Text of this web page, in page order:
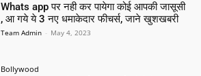
Whats app पर नही कर पायेगा कोई आपकी जासूसी
, आ गये ये 3 नए धमाकेदार फीचर्स, जाने खुशखबरी
Team Admin - May 4, 2023
Bollywood